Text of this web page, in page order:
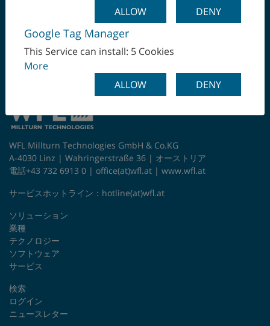
ワンチャッキングで最
終工程まで
WFL Millturn Technologies GmbH & Co.KG
A-4030 Linz | Wahringerstraße 36 | オーストリア
電話+43 732 6913 0 | office(at)wfl.at | www.wfl.at
サービスホットライン： hotline(at)wfl.at
ソリューション
業種
テクノロジー
ソフトウェア
サービス
検索
ログイン
ニュースレター
ALLOW
DENY
Google Tag Manager
This Service can install: 5 Cookies
More
ALLOW
DENY